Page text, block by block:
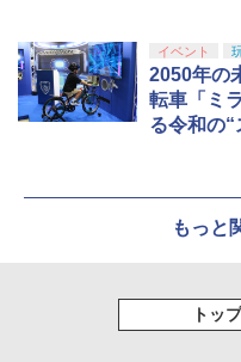
イベント
2050年の
転車「ミ
る令和の
もっと
トッ